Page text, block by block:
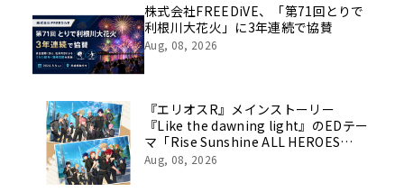
株式会社FREEDiVE、「第71回とりで
利根川大花火」に3年連続で協賛
Aug, 08, 2026
『エリオスR』メインストーリー
『Like the dawning light』のEDテー
マ「Rise Sunshine ALL HEROES
Ver.」がフルサイズ配信決定！
Aug, 08, 2026